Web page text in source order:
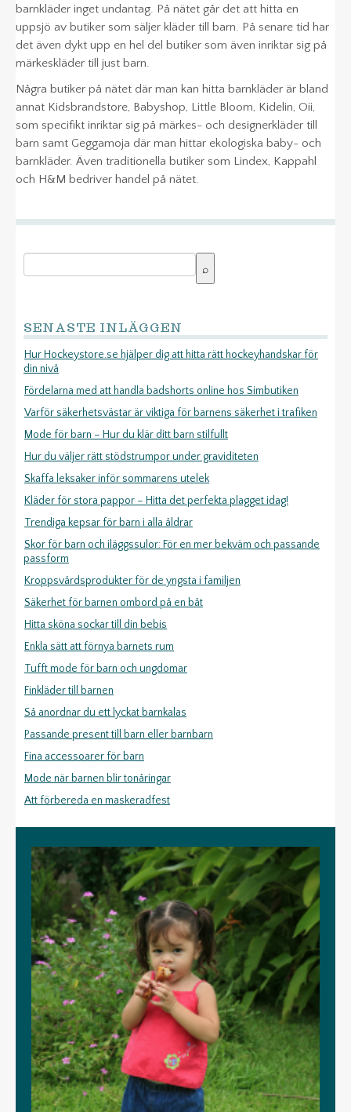
barnkläder inget undantag. På nätet går det att hitta en
uppsjö av butiker som säljer kläder till barn. På senare tid har
det även dykt upp en hel del butiker som även inriktar sig på
märkeskläder till just barn.
Några butiker på nätet där man kan hitta barnkläder är bland
annat Kidsbrandstore, Babyshop, Little Bloom, Kidelin, Oii,
som specifikt inriktar sig på märkes- och designerkläder till
barn samt Geggamoja där man hittar ekologiska baby- och
barnkläder. Även traditionella butiker som Lindex, Kappahl
och H&M bedriver handel på nätet.
SENASTE INLÄGGEN
Hur Hockeystore.se hjälper dig att hitta rätt hockeyhandskar för
din nivå
Fördelarna med att handla badshorts online hos Simbutiken
Varför säkerhetsvästar är viktiga för barnens säkerhet i trafiken
Mode för barn – Hur du klär ditt barn stilfullt
Hur du väljer rätt stödstrumpor under graviditeten
Skaffa leksaker inför sommarens utelek
Kläder för stora pappor – Hitta det perfekta plagget idag!
Trendiga kepsar för barn i alla åldrar
Skor för barn och iläggssulor: För en mer bekväm och passande
passform
Kroppsvårdsprodukter för de yngsta i familjen
Säkerhet för barnen ombord på en båt
Hitta sköna sockar till din bebis
Enkla sätt att förnya barnets rum
Tufft mode för barn och ungdomar
Finkläder till barnen
Så anordnar du ett lyckat barnkalas
Passande present till barn eller barnbarn
Fina accessoarer för barn
Mode när barnen blir tonåringar
Att förbereda en maskeradfest